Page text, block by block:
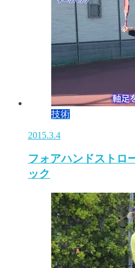
技術
2015.3.4
フォアハンドスト
ック